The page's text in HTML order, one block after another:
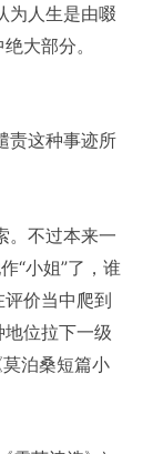
为人生是由啜
大部分。
责这种事迹所
。不过本来一
“小姐”了，谁
价当中爬到
位拉下一级
泊桑短篇小